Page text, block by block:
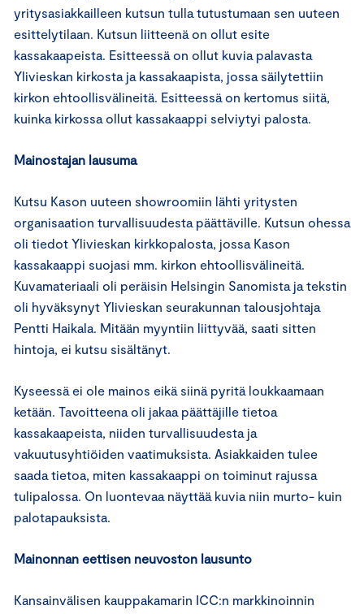
yritysasiakkailleen kutsun tulla tutustumaan sen uuteen
esittelytilaan. Kutsun liitteenä on ollut esite
kassakaapeista. Esitteessä on ollut kuvia palavasta
Ylivieskan kirkosta ja kassakaapista, jossa säilytettiin
kirkon ehtoollisvälineitä. Esitteessä on kertomus siitä,
kuinka kirkossa ollut kassakaappi selviytyi palosta.
Mainostajan lausuma
Kutsu Kason uuteen showroomiin lähti yritysten
organisaation turvallisuudesta päättäville. Kutsun ohessa
oli tiedot Ylivieskan kirkkopalosta, jossa Kason
kassakaappi suojasi mm. kirkon ehtoollisvälineitä.
Kuvamateriaali oli peräisin Helsingin Sanomista ja tekstin
oli hyväksynyt Ylivieskan seurakunnan talousjohtaja
Pentti Haikala. Mitään myyntiin liittyvää, saati sitten
hintoja, ei kutsu sisältänyt.
Kyseessä ei ole mainos eikä siinä pyritä loukkaamaan
ketään. Tavoitteena oli jakaa päättäjille tietoa
kassakaapeista, niiden turvallisuudesta ja
vakuutusyhtiöiden vaatimuksista. Asiakkaiden tulee
saada tietoa, miten kassakaappi on toiminut rajussa
tulipalossa. On luontevaa näyttää kuvia niin murto- kuin
palotapauksista.
Mainonnan eettisen neuvoston lausunto
Kansainvälisen kauppakamarin ICC:n markkinoinnin